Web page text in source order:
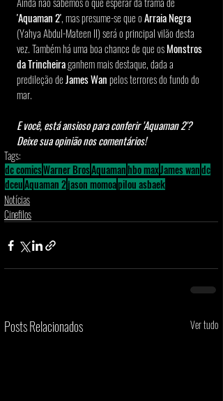
'Aquaman 2', mas presume-se que o Arraia Negra
(Yahya Abdul-Mateen II) será o principal vilão desta
vez. Também há uma boa chance de que os Monstros
da Trincheira ganhem mais destaque, dada a
predileção de James Wan pelos terrores do fundo do
mar.
E você, está ansioso para conferir 'Aquaman 2'?
Deixe sua opinião nos comentários!
Tags:
dc comicsWarner BrosAquamanhbo maxJames wandc
dceuAquaman 2jason momoapilou asbaek
Notícias
Cinefilos
Posts Relacionados Ver tudo